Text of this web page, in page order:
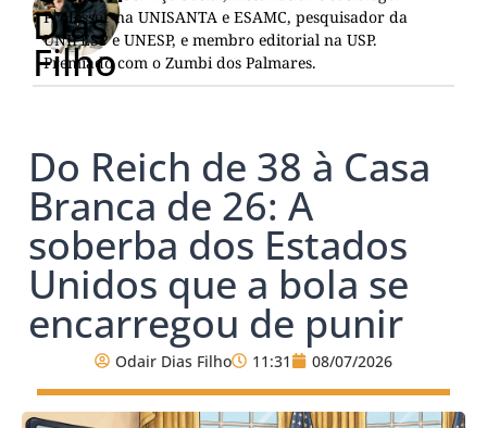
Dias
Filho
Professor na UNISANTA e ESAMC, pesquisador da
UNIFESP e UNESP, e membro editorial na USP.
Premiado com o Zumbi dos Palmares.
Do Reich de 38 à Casa
Branca de 26: A
soberba dos Estados
Unidos que a bola se
encarregou de punir
Odair Dias Filho 11:31 08/07/2026